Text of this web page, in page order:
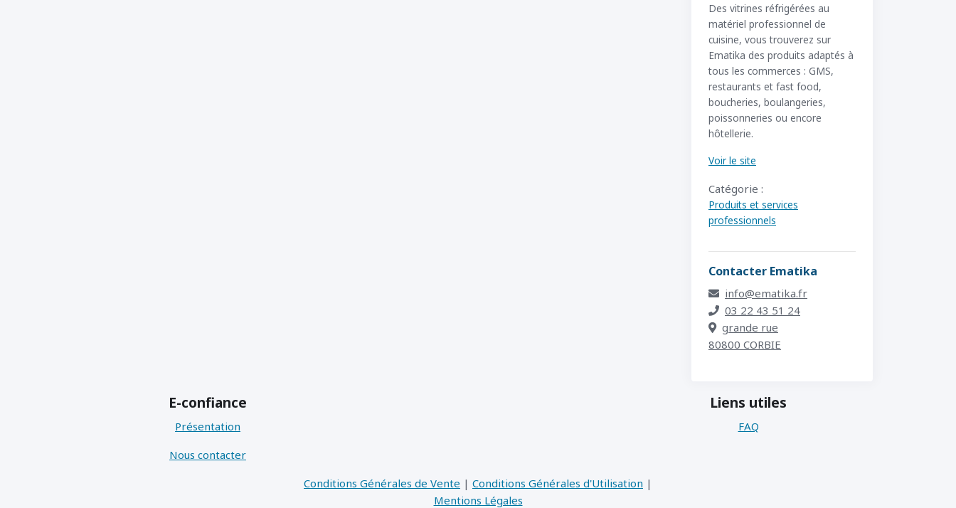
Des vitrines réfrigérées au
matériel professionnel de
cuisine, vous trouverez sur
Ematika des produits adaptés à
tous les commerces : GMS,
restaurants et fast food,
boucheries, boulangeries,
poissonneries ou encore
hôtellerie.
Voir le site
Catégorie :
Produits et services
professionnels
Contacter Ematika
info@ematika.fr
03 22 43 51 24
grande rue
80800 CORBIE
E-confiance
Présentation
Nous contacter
Liens utiles
FAQ
Conditions Générales de Vente | Conditions Générales d'Utilisation |
Mentions Légales